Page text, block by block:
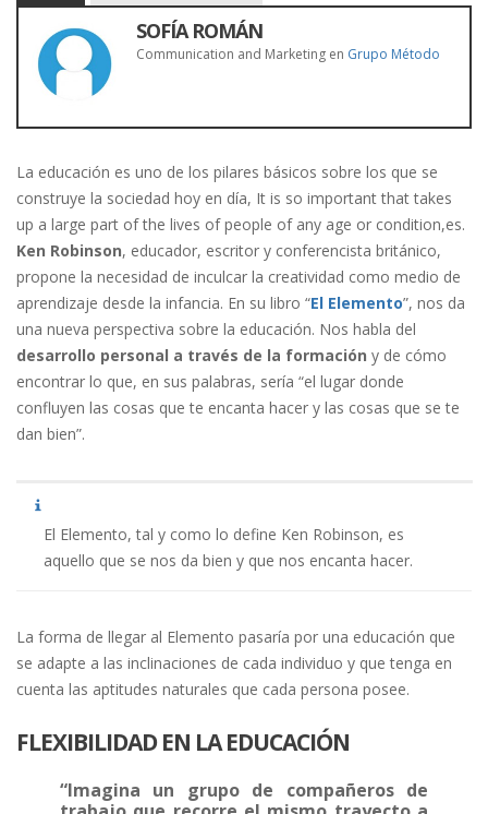
SOFÍA ROMÁN
Communication and Marketing en Grupo Método
La educación es uno de los pilares básicos sobre los que se
construye la sociedad hoy en día, It is so important that takes
up a large part of the lives of people of any age or condition,es.
Ken Robinson, educador, escritor y conferencista británico,
propone la necesidad de inculcar la creatividad como medio de
aprendizaje desde la infancia. En su libro “El Elemento”, nos da
una nueva perspectiva sobre la educación. Nos habla del
desarrollo personal a través de la formación y de cómo
encontrar lo que, en sus palabras, sería “el lugar donde
confluyen las cosas que te encanta hacer y las cosas que se te
dan bien”.
El Elemento, tal y como lo define Ken Robinson, es
aquello que se nos da bien y que nos encanta hacer.
La forma de llegar al Elemento pasaría por una educación que
se adapte a las inclinaciones de cada individuo y que tenga en
cuenta las aptitudes naturales que cada persona posee.
FLEXIBILIDAD EN LA EDUCACIÓN
“Imagina un grupo de compañeros de